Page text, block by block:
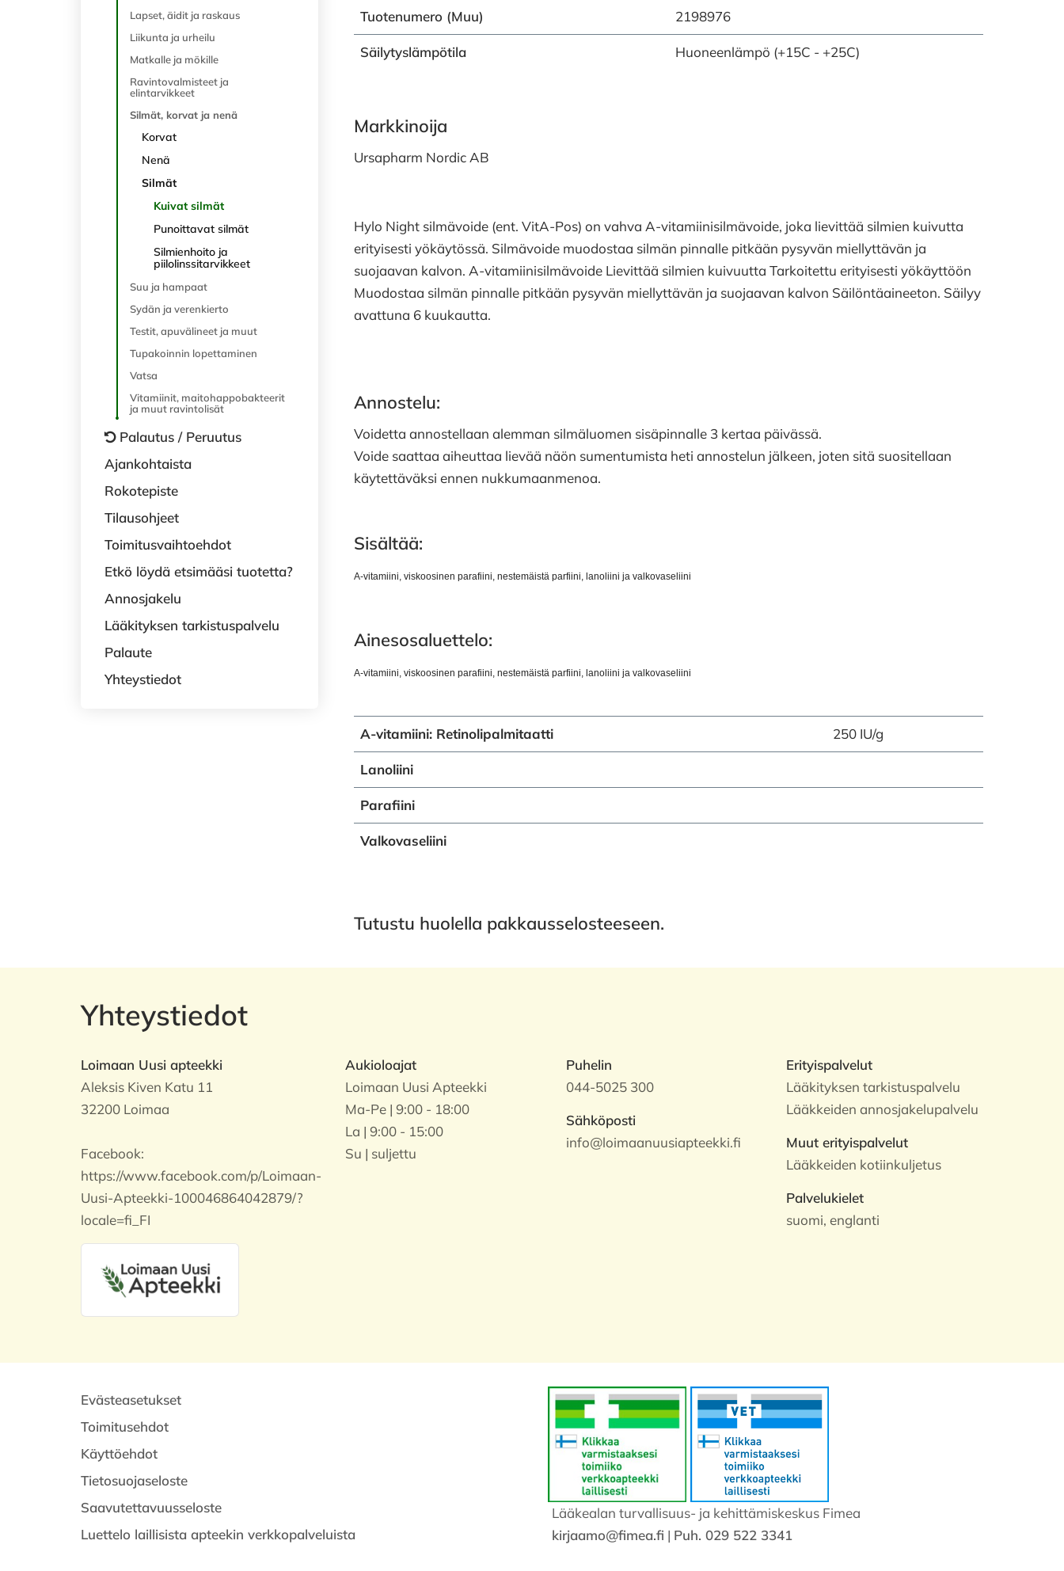
Lapset, äidit ja raskaus
Liikunta ja urheilu
Matkalle ja mökille
Ravintovalmisteet ja
elintarvikkeet
Silmät, korvat ja nenä
Korvat
Nenä
Silmät
Kuivat silmät
Punoittavat silmät
Silmienhoito ja
piilolinssitarvikkeet
Suu ja hampaat
Sydän ja verenkierto
Testit, apuvälineet ja muut
Tupakoinnin lopettaminen
Vatsa
Vitamiinit, maitohappobakteerit
ja muut ravintolisät
Palautus / Peruutus
Ajankohtaista
Rokotepiste
Tilausohjeet
Toimitusvaihtoehdot
Etkö löydä etsimääsi tuotetta?
Annosjakelu
Lääkityksen tarkistuspalvelu
Palaute
Yhteystiedot
Tuotenumero (Muu) 2198976
Säilytyslämpötila Huoneenlämpö (+15C - +25C)
Markkinoija
Ursapharm Nordic AB
Hylo Night silmävoide (ent. VitA-Pos) on vahva A-vitamiinisilmävoide, joka lievittää silmien kuivutta
erityisesti yökäytössä. Silmävoide muodostaa silmän pinnalle pitkään pysyvän miellyttävän ja
suojaavan kalvon. A-vitamiinisilmävoide Lievittää silmien kuivuutta Tarkoitettu erityisesti yökäyttöön
Muodostaa silmän pinnalle pitkään pysyvän miellyttävän ja suojaavan kalvon Säilöntäaineeton. Säilyy
avattuna 6 kuukautta.
Annostelu:
Voidetta annostellaan alemman silmäluomen sisäpinnalle 3 kertaa päivässä.
Voide saattaa aiheuttaa lievää näön sumentumista heti annostelun jälkeen, joten sitä suositellaan
käytettäväksi ennen nukkumaanmenoa.
Sisältää:
A-vitamiini, viskoosinen parafiini, nestemäistä parfiini, lanoliini ja valkovaseliini
Ainesosaluettelo:
A-vitamiini, viskoosinen parafiini, nestemäistä parfiini, lanoliini ja valkovaseliini
A-vitamiini: Retinolipalmitaatti 250 IU/g
Lanoliini
Parafiini
Valkovaseliini
Tutustu huolella pakkausselosteeseen.
Yhteystiedot
Loimaan Uusi apteekki
Aleksis Kiven Katu 11
32200 Loimaa
Facebook:
https://www.facebook.com/p/Loimaan-
Uusi-Apteekki-100046864042879/?
locale=fi_FI
Aukioloajat
Loimaan Uusi Apteekki
Ma-Pe | 9:00 - 18:00
La | 9:00 - 15:00
Su | suljettu
Puhelin
044-5025 300
Sähköposti
info@loimaanuusiapteekki.fi
Erityispalvelut
Lääkityksen tarkistuspalvelu
Lääkkeiden annosjakelupalvelu
Muut erityispalvelut
Lääkkeiden kotiinkuljetus
Palvelukielet
suomi, englanti
Evästeasetukset
Toimitusehdot
Käyttöehdot
Tietosuojaseloste
Saavutettavuusseloste
Luettelo laillisista apteekin verkkopalveluista
Lääkealan turvallisuus- ja kehittämiskeskus Fimea
kirjaamo@fimea.fi | Puh. 029 522 3341